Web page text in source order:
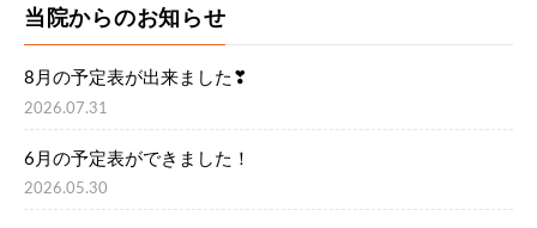
当院からのお知らせ
8月の予定表が出来ました❣
2026.07.31
6月の予定表ができました！
2026.05.30